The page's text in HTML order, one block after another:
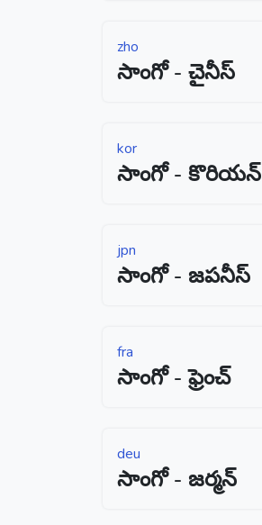
zho
సాంగో - చైనీస్
kor
సాంగో - కొరియన్
jpn
సాంగో - జపనీస్
fra
సాంగో - ఫ్రెంచ్
deu
సాంగో - జర్మన్